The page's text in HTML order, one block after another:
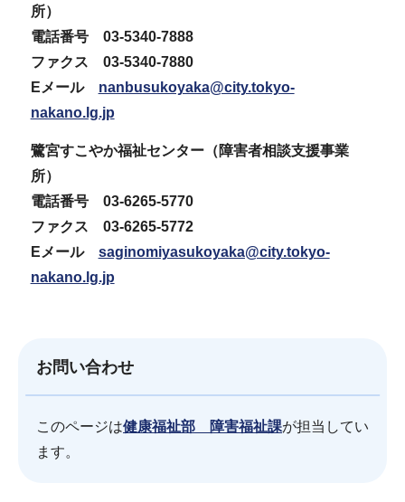
所）
電話番号 03-5340-7888
ファクス 03-5340-7880
Eメール nanbusukoyaka@city.tokyo-
nakano.lg.jp
鷺宮すこやか福祉センター（障害者相談支援事業
所）
電話番号 03-6265-5770
ファクス 03-6265-5772
Eメール saginomiyasukoyaka@city.tokyo-
nakano.lg.jp
お問い合わせ
このページは健康福祉部 障害福祉課が担当してい
ます。